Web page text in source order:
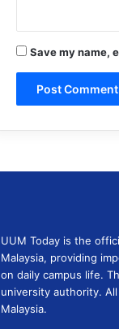
Save my name,
UUM Today is the
Malaysia, providing
on daily campus life.
university authority.
Malaysia.